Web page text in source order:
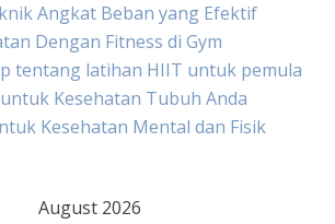
Angkat Beban yang Efektif
Dengan Fitness di Gym
tentang latihan HIIT untuk pemula
Kesehatan Tubuh Anda
Kesehatan Mental dan Fisik
August 2026